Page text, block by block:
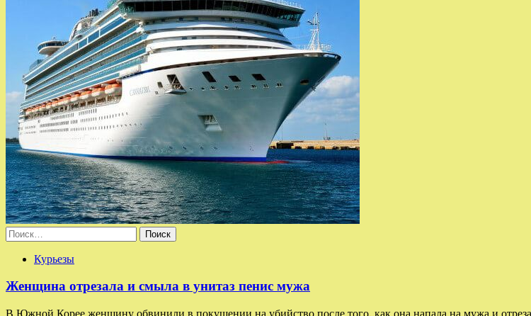
Найти:
Курьезы
Женщина отрезала и смыла в унитаз пенис мужа
В Южной Корее женщину обвинили в покушении на убийство после того, как она напала на мужа и